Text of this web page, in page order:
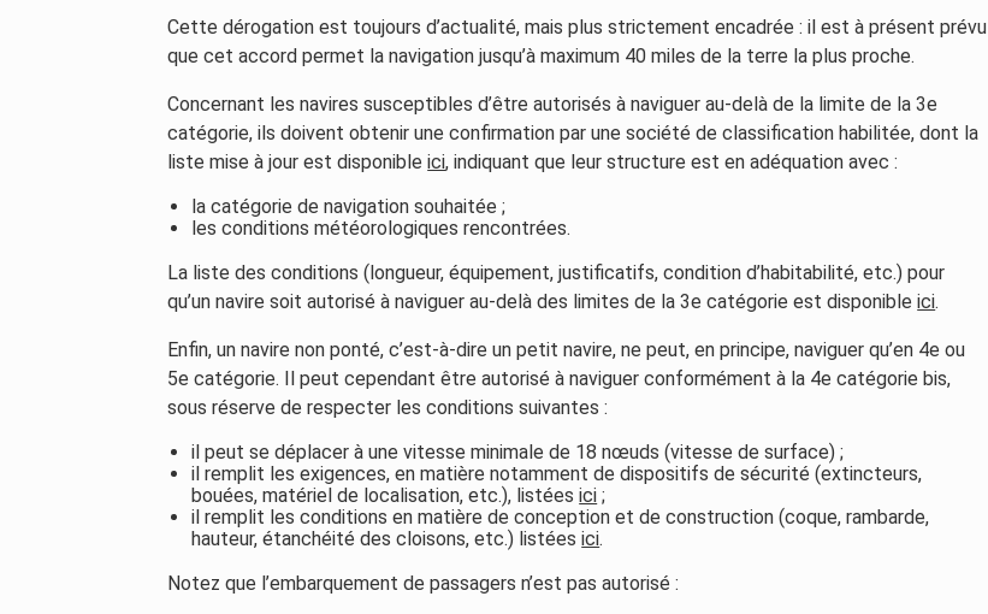
Cette dérogation est toujours d’actualité, mais plus strictement encadrée : il est à présent prévu
que cet accord permet la navigation jusqu’à maximum 40 miles de la terre la plus proche.
Concernant les navires susceptibles d’être autorisés à naviguer au-delà de la limite de la 3e
catégorie, ils doivent obtenir une confirmation par une société de classification habilitée, dont la
liste mise à jour est disponibleici, indiquant que leur structure est en adéquation avec :
la catégorie de navigation souhaitée ;
les conditions météorologiques rencontrées.
La liste des conditions (longueur, équipement, justificatifs, condition d’habitabilité, etc.) pour
qu’un navire soit autorisé à naviguer au-delà des limites de la 3e catégorie est disponibleici.
Enfin, un navire non ponté, c’est-à-dire un petit navire, ne peut, en principe, naviguer qu’en 4e ou
5e catégorie. Il peut cependant être autorisé à naviguer conformément à la 4e catégorie bis,
sous réserve de respecter les conditions suivantes :
il peut se déplacer à une vitesse minimale de 18 nœuds (vitesse de surface) ;
il remplit les exigences, en matière notamment de dispositifs de sécurité (extincteurs,
bouées, matériel de localisation, etc.), listéesici ;
il remplit les conditions en matière de conception et de construction (coque, rambarde,
hauteur, étanchéité des cloisons, etc.) listéesici.
Notez que l’embarquement de passagers n’est pas autorisé :